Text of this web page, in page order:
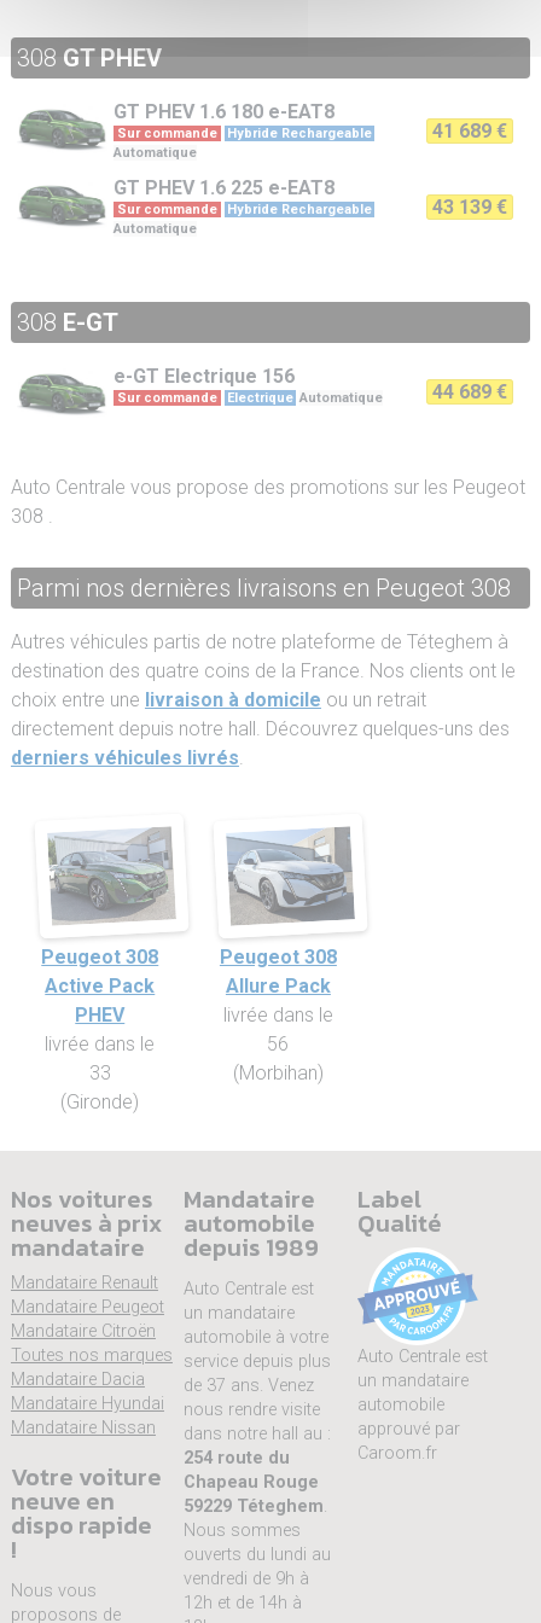
308 GT PHEV
GT PHEV 1.6 180 e-EAT8
Sur commande
Hybride Rechargeable
Automatique
41 689 €
GT PHEV 1.6 225 e-EAT8
Sur commande
Hybride Rechargeable
Automatique
43 139 €
308 E-GT
e-GT Electrique 156
Sur commande Electrique Automatique 44 689 €
Auto Centrale vous propose des promotions sur les Peugeot
308 .
Parmi nos dernières livraisons en Peugeot 308
Autres véhicules partis de notre plateforme de Téteghem à
destination des quatre coins de la France. Nos clients ont le
choix entre une livraison à domicile ou un retrait
directement depuis notre hall. Découvrez quelques-uns des
derniers véhicules livrés.
Peugeot 308
Active Pack
PHEV
livrée dans le
33
(Gironde)
Peugeot 308
Allure Pack
livrée dans le
56
(Morbihan)
Nos voitures
neuves à prix
mandataire
Mandataire Renault
Mandataire Peugeot
Mandataire Citroën
Toutes nos marques
Mandataire Dacia
Mandataire Hyundai
Mandataire Nissan
Votre voiture
neuve en
dispo rapide
!
Nous vous
proposons de
Mandataire
automobile
depuis 1989
Auto Centrale est
un mandataire
automobile à votre
service depuis plus
de 37 ans. Venez
nous rendre visite
dans notre hall au :
254 route du
Chapeau Rouge
59229 Téteghem.
Nous sommes
ouverts du lundi au
vendredi de 9h à
12h et de 14h à
Label
Qualité
Auto Centrale est
un mandataire
automobile
approuvé par
Caroom.fr